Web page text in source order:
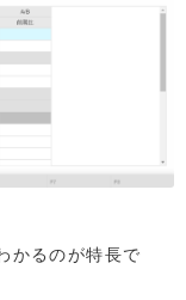
かるのが特長で